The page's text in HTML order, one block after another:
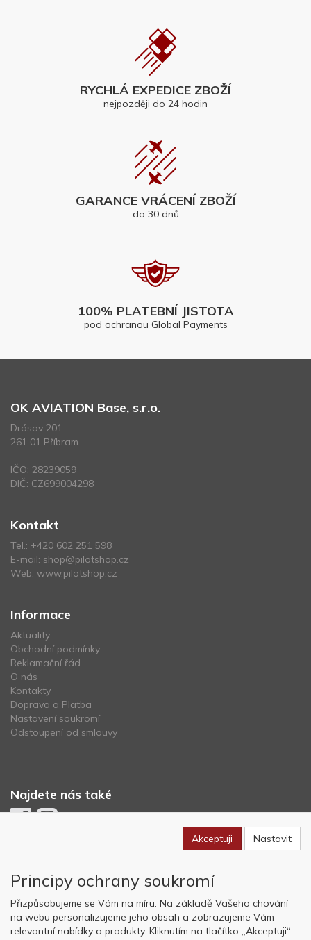
RYCHLÁ EXPEDICE ZBOŽÍ
nejpozději do 24 hodin
GARANCE VRÁCENÍ ZBOŽÍ
do 30 dnů
100% PLATEBNÍ JISTOTA
pod ochranou Global Payments
OK AVIATION Base, s.r.o.
Drásov 201
261 01 Příbram
IČO: 28239059
DIČ: CZ699004298
Kontakt
Tel.: +420 602 251 598
E-mail: shop@pilotshop.cz
Web: www.pilotshop.cz
Informace
Aktuality
Obchodní podmínky
Reklamační řád
O nás
Kontakty
Doprava a Platba
Nastavení soukromí
Odstoupení od smlouvy
Najdete nás také
Copyright © OK AVIATION Base, s.r.o. 2022, powered byABRA E-
Akceptuji Nastavit
Principy ochrany soukromí
Přizpůsobujeme se Vám na míru. Na základě Vašeho chování
na webu personalizujeme jeho obsah a zobrazujeme Vám
relevantní nabídky a produkty. Kliknutím na tlačítko „Akceptuji“